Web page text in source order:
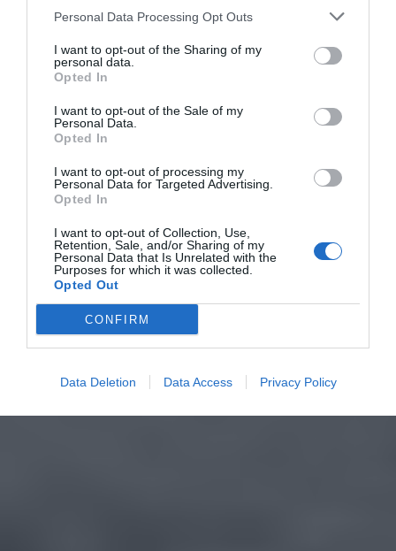
Personal Data Processing Opt Outs
I want to opt-out of the Sharing of my
personal data.
Opted In
I want to opt-out of the Sale of my
Personal Data.
Opted In
I want to opt-out of processing my
Personal Data for Targeted Advertising.
Opted In
I want to opt-out of Collection, Use,
Retention, Sale, and/or Sharing of my
Personal Data that Is Unrelated with the
Purposes for which it was collected.
Opted Out
CONFIRM
Data Deletion Data Access Privacy Policy